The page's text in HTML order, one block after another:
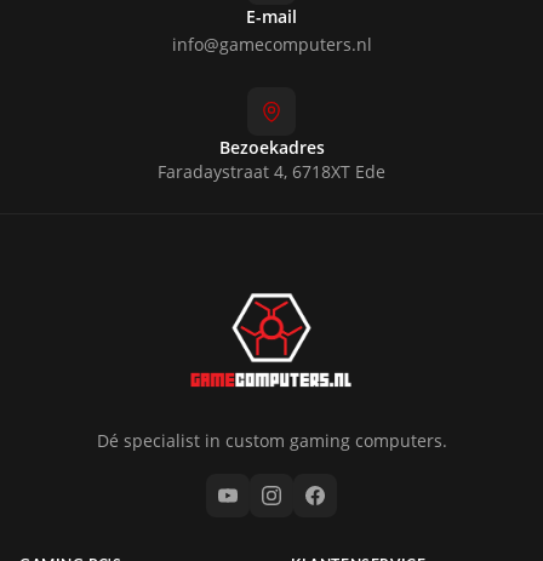
E-mail
info@gamecomputers.nl
Bezoekadres
Faradaystraat 4, 6718XT Ede
Dé specialist in custom gaming computers.